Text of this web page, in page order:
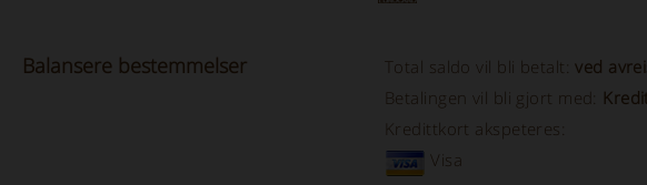
Balansere bestemmelser Total saldo vil bli betalt:ved
Betalingen vil bli gjort med:
Kredittkort akspeteres:
Visa